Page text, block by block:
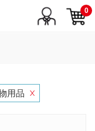
0
用品 X